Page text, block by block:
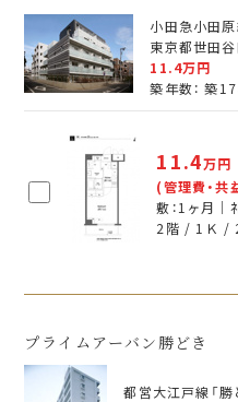
小田急小田原
東京都世田
11.4万円
築年数： 築
11.4万円
(管理費・
敷：1ヶ月｜
2階 / 1Ｋ /
プライムアーバン勝どき
都営大江戸線「